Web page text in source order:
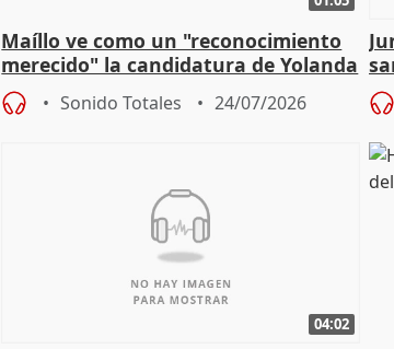
Maíllo ve como un "reconocimiento
merecido" la candidatura de Yolanda
Díaz a la OIT
Sonido Totales 24/07/2026
04:02